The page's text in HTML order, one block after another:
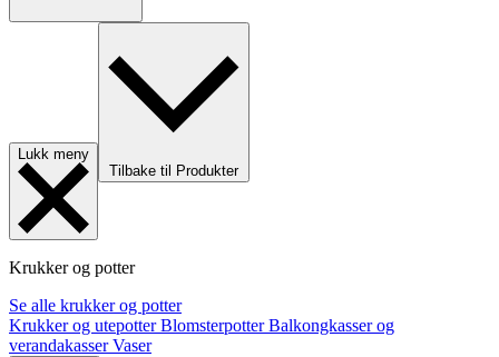
Lukk meny
Tilbake til Produkter
Krukker og potter
Se alle krukker og potter
Krukker og utepotterBlomsterpotterBalkongkasser og
verandakasserVaser